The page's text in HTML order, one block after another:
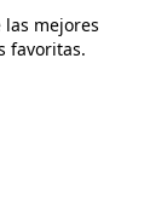
mejores
favoritas.